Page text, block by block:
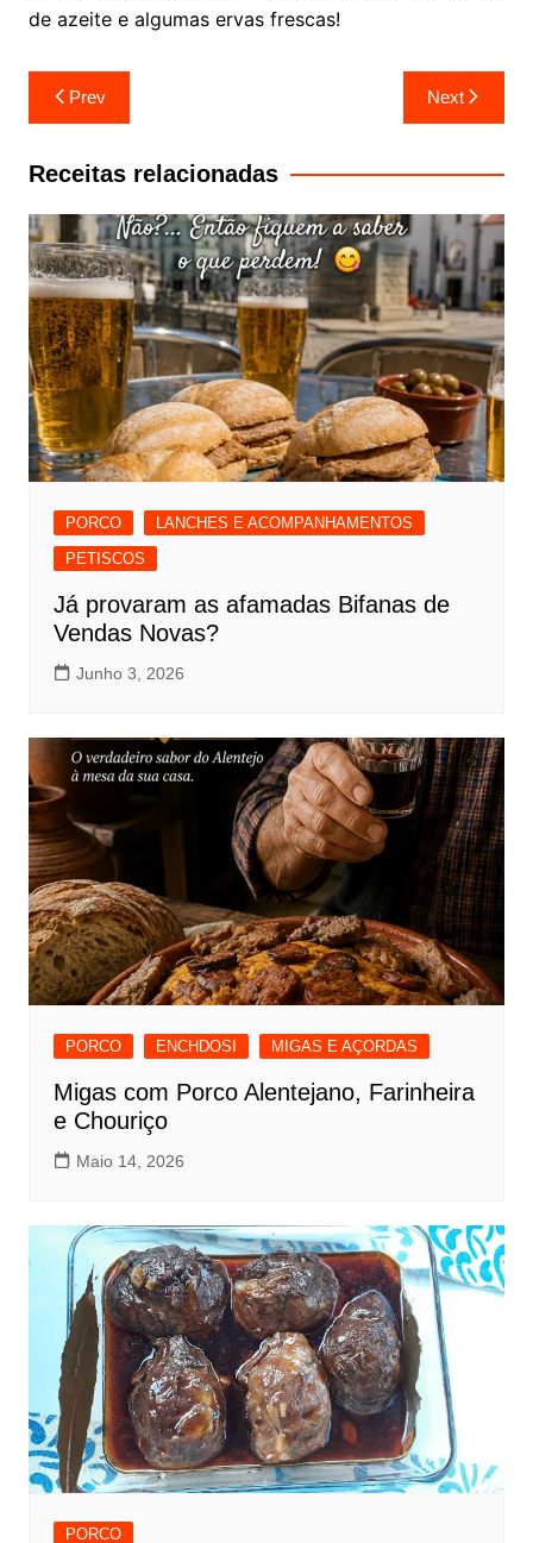
de azeite e algumas ervas frescas!
Navegação
de
artigos
Prev Next
Receitas relacionadas
PORCO
LANCHES E ACOMPANHAMENTOS
PETISCOS
Já provaram as afamadas Bifanas de
Vendas Novas?
Junho 3, 2026
PORCO ENCHDOSI MIGAS E AÇORDAS
Migas com Porco Alentejano, Farinheira
e Chouriço
Maio 14, 2026
PORCO